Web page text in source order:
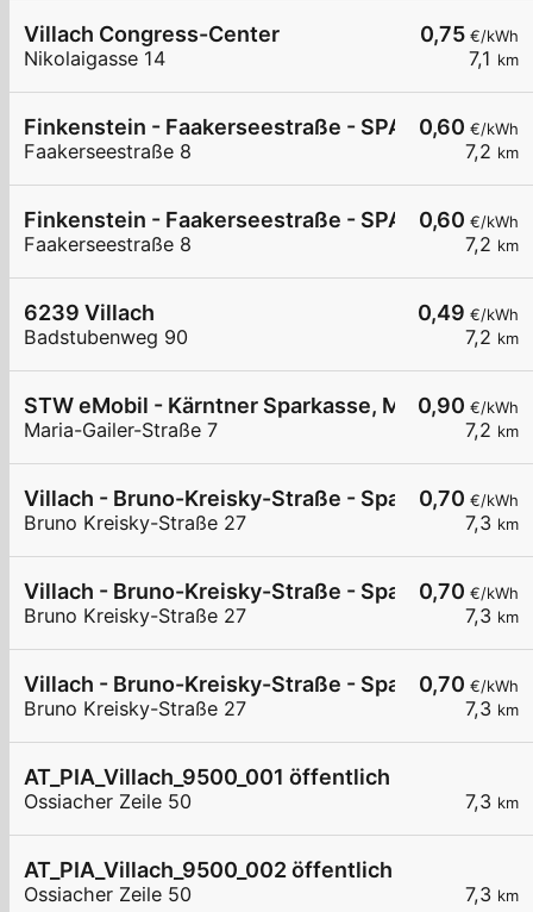
0,75 €/kWh
7,1 km
Villach Congress-Center
Nikolaigasse 14
0,60 €/kWh
7,2 km
Finkenstein - Faakerseestraße - SPAR
Faakerseestraße 8
0,60 €/kWh
7,2 km
Finkenstein - Faakerseestraße - SPAR
Faakerseestraße 8
0,49 €/kWh
7,2 km
6239 Villach
Badstubenweg 90
0,90 €/kWh
7,2 km
STW eMobil - Kärntner Sparkasse, Maria-Gailer-
Maria-Gailer-Straße 7
0,70 €/kWh
7,3 km
Villach - Bruno-Kreisky-Straße - Spar
Bruno Kreisky-Straße 27
0,70 €/kWh
7,3 km
Villach - Bruno-Kreisky-Straße - Spar
Bruno Kreisky-Straße 27
0,70 €/kWh
7,3 km
Villach - Bruno-Kreisky-Straße - Spar
Bruno Kreisky-Straße 27
7,3 km
AT_PIA_Villach_9500_001 öffentlich
Ossiacher Zeile 50
7,3 km
AT_PIA_Villach_9500_002 öffentlich
Ossiacher Zeile 50